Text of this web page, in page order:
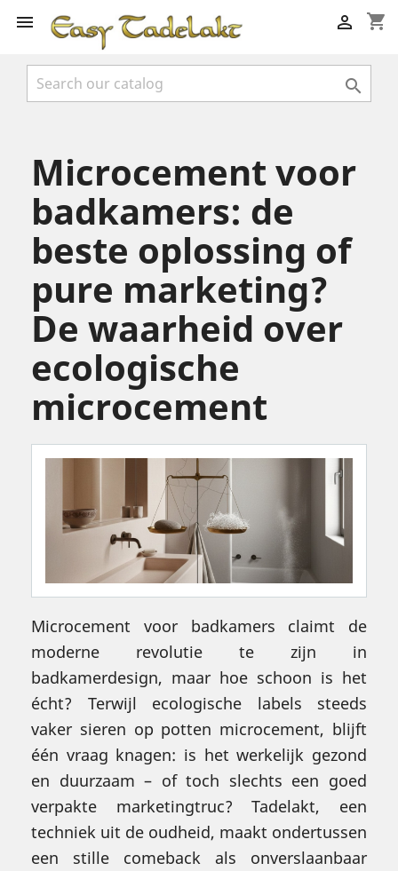
 shopping_cart


Microcement voor
badkamers: de
beste oplossing of
pure marketing?
De waarheid over
ecologische
microcement
Microcement voor badkamers claimt de
moderne revolutie te zijn in
badkamerdesign, maar hoe schoon is het
écht? Terwijl ecologische labels steeds
vaker sieren op potten microcement, blijft
één vraag knagen: is het werkelijk gezond
en duurzaam – of toch slechts een goed
verpakte marketingtruc? Tadelakt, een
techniek uit de oudheid, maakt ondertussen
een stille comeback als onverslaanbaar